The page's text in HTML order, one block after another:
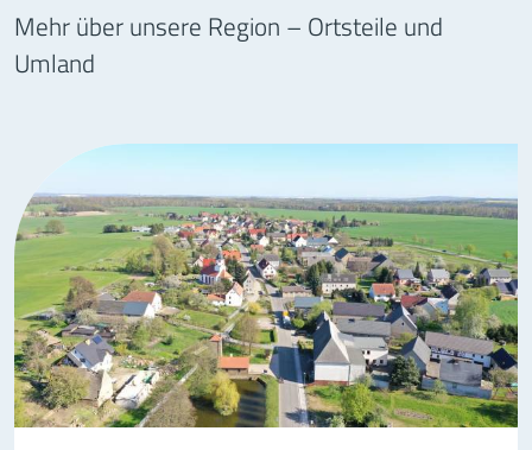
Mehr über unsere Region – Ortsteile und
Umland